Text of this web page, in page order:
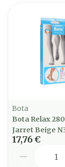
Bota
Bota Relax
Jarret Beige
17,76 €